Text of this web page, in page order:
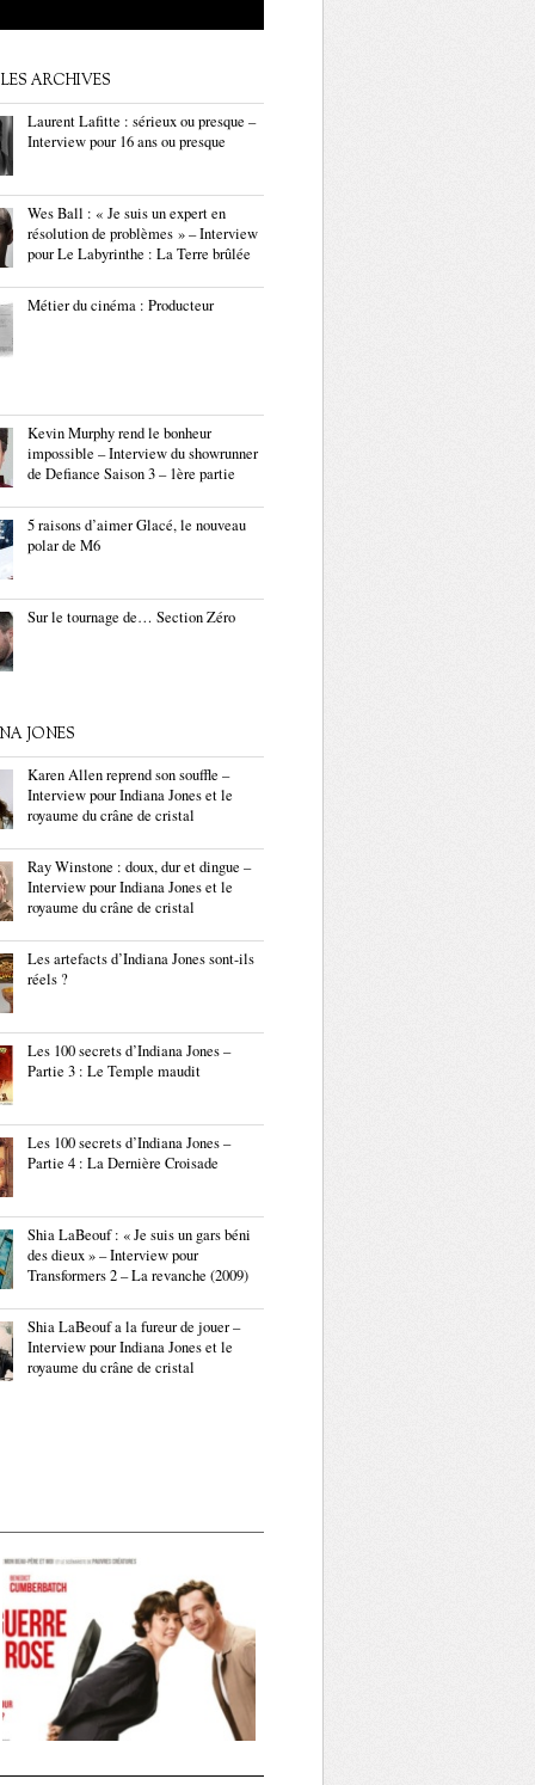
ARCHIVES
Laurent Lafitte : sérieux ou presque –
Interview pour 16 ans ou presque
Wes Ball : « Je suis un expert en
résolution de problèmes » – Interview
pour Le Labyrinthe : La Terre brûlée
Métier du cinéma : Producteur
Kevin Murphy rend le bonheur
impossible – Interview du showrunner
de Defiance Saison 3 – 1ère partie
5 raisons d’aimer Glacé, le nouveau
polar de M6
Sur le tournage de… Section Zéro
JONES
Karen Allen reprend son souffle –
Interview pour Indiana Jones et le
royaume du crâne de cristal
Ray Winstone : doux, dur et dingue –
Interview pour Indiana Jones et le
royaume du crâne de cristal
Les artefacts d’Indiana Jones sont-ils
réels ?
Les 100 secrets d’Indiana Jones –
Partie 3 : Le Temple maudit
Les 100 secrets d’Indiana Jones –
Partie 4 : La Dernière Croisade
Shia LaBeouf : « Je suis un gars béni
des dieux » – Interview pour
Transformers 2 – La revanche (2009)
Shia LaBeouf a la fureur de jouer –
Interview pour Indiana Jones et le
royaume du crâne de cristal